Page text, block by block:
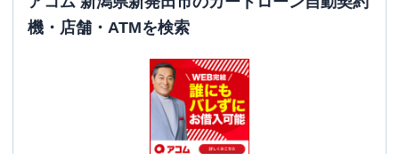
機・店舗・ATMを検索